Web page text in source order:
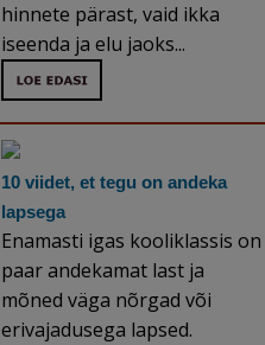
hinnete pärast, vaid ikka
iseenda ja elu jaoks...
10 viidet, et tegu on andeka
lapsega
Enamasti igas kooliklassis on
paar andekamat last ja
mõned väga nõrgad või
erivajadusega lapsed.